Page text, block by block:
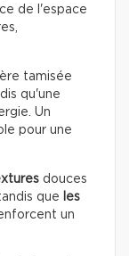
de l'espace
tamisée
qu'une
Un
pour une
douces
que
les
un